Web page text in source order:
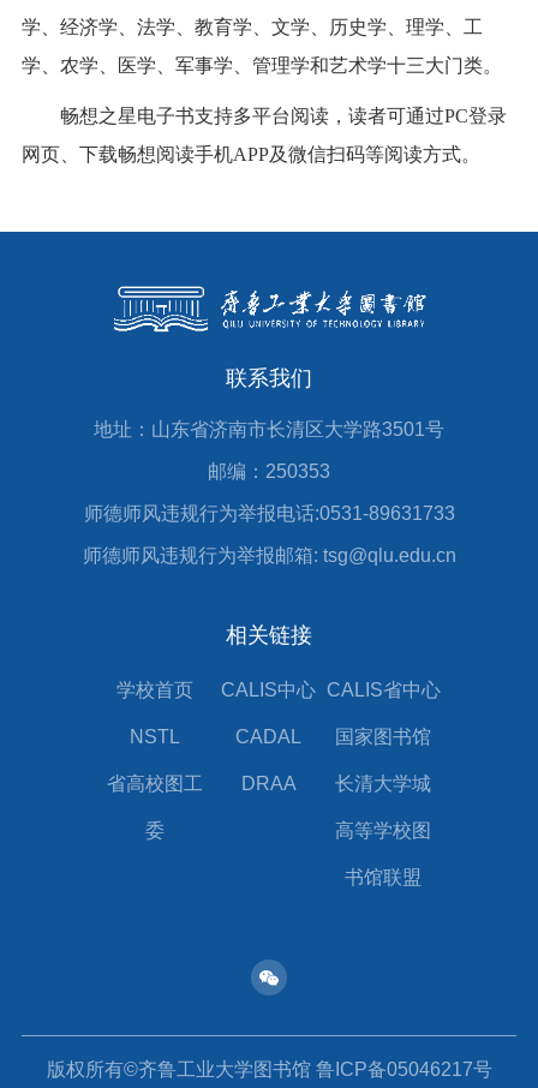
学、经济学、法学、教育学、文学、历史学、理学、工
学、农学、医学、军事学、管理学和艺术学十三大门类。
畅想之星电子书支持多平台阅读，读者可通过PC登录
网页、下载畅想阅读手机APP及微信扫码等阅读方式。
联系我们
地址：山东省济南市长清区大学路3501号
邮编：250353
师德师风违规行为举报电话:0531-89631733
师德师风违规行为举报邮箱: tsg@qlu.edu.cn
相关链接
学校首页 CALIS中心 CALIS省中心
NSTL CADAL 国家图书馆
省高校图工
委
DRAA 长清大学城
高等学校图
书馆联盟
版权所有©齐鲁工业大学图书馆 鲁ICP备05046217号